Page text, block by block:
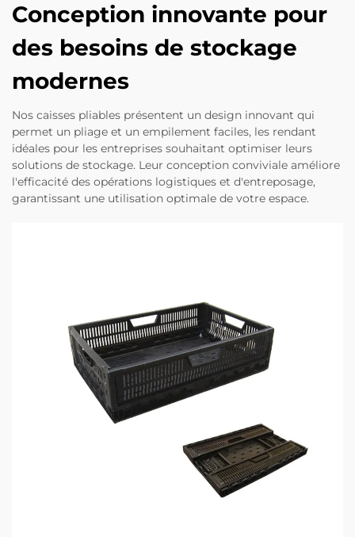
Conception innovante pour
des besoins de stockage
modernes
Nos caisses pliables présentent un design innovant qui
permet un pliage et un empilement faciles, les rendant
idéales pour les entreprises souhaitant optimiser leurs
solutions de stockage. Leur conception conviviale améliore
l'efficacité des opérations logistiques et d'entreposage,
garantissant une utilisation optimale de votre espace.